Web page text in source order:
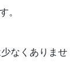
。
なくありませ